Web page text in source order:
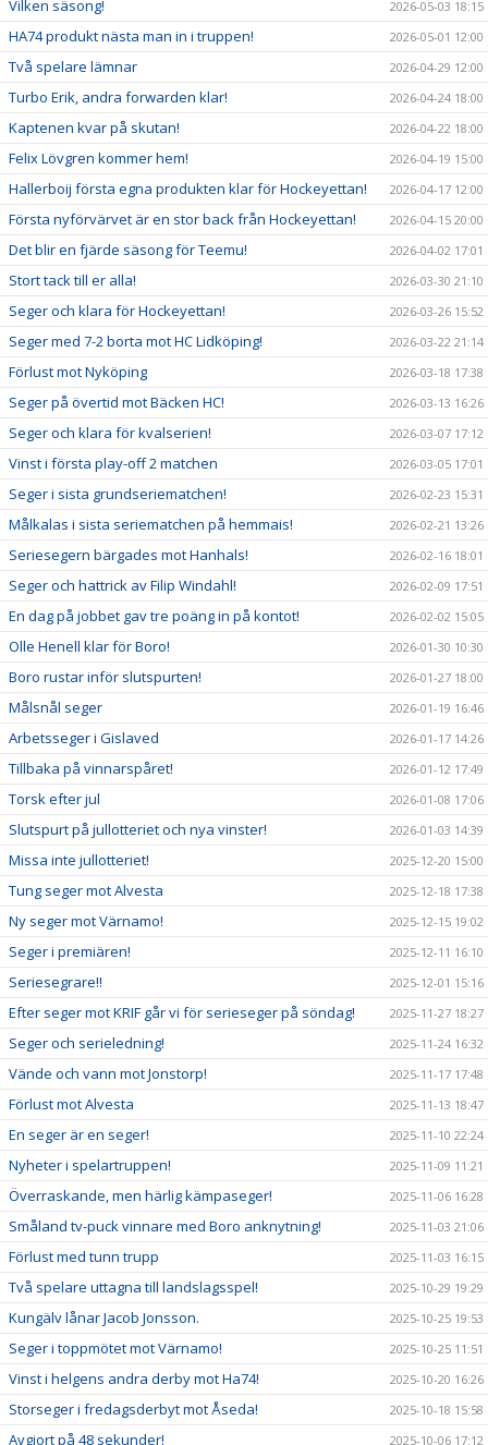
Vilken säsong! 2026-05-03 18:15
HA74 produkt nästa man in i truppen! 2026-05-01 12:00
Två spelare lämnar 2026-04-29 12:00
Turbo Erik, andra forwarden klar! 2026-04-24 18:00
Kaptenen kvar på skutan! 2026-04-22 18:00
Felix Lövgren kommer hem! 2026-04-19 15:00
Hallerboij första egna produkten klar för Hockeyettan! 2026-04-17 12:00
Första nyförvärvet är en stor back från Hockeyettan! 2026-04-15 20:00
Det blir en fjärde säsong för Teemu! 2026-04-02 17:01
Stort tack till er alla! 2026-03-30 21:10
Seger och klara för Hockeyettan! 2026-03-26 15:52
Seger med 7-2 borta mot HC Lidköping! 2026-03-22 21:14
Förlust mot Nyköping 2026-03-18 17:38
Seger på övertid mot Bäcken HC! 2026-03-13 16:26
Seger och klara för kvalserien! 2026-03-07 17:12
Vinst i första play-off 2 matchen 2026-03-05 17:01
Seger i sista grundseriematchen! 2026-02-23 15:31
Målkalas i sista seriematchen på hemmais! 2026-02-21 13:26
Seriesegern bärgades mot Hanhals! 2026-02-16 18:01
Seger och hattrick av Filip Windahl! 2026-02-09 17:51
En dag på jobbet gav tre poäng in på kontot! 2026-02-02 15:05
Olle Henell klar för Boro! 2026-01-30 10:30
Boro rustar inför slutspurten! 2026-01-27 18:00
Målsnål seger 2026-01-19 16:46
Arbetsseger i Gislaved 2026-01-17 14:26
Tillbaka på vinnarspåret! 2026-01-12 17:49
Torsk efter jul 2026-01-08 17:06
Slutspurt på jullotteriet och nya vinster! 2026-01-03 14:39
Missa inte jullotteriet! 2025-12-20 15:00
Tung seger mot Alvesta 2025-12-18 17:38
Ny seger mot Värnamo! 2025-12-15 19:02
Seger i premiären! 2025-12-11 16:10
Seriesegrare!! 2025-12-01 15:16
Efter seger mot KRIF går vi för serieseger på söndag! 2025-11-27 18:27
Seger och serieledning! 2025-11-24 16:32
Vände och vann mot Jonstorp! 2025-11-17 17:48
Förlust mot Alvesta 2025-11-13 18:47
En seger är en seger! 2025-11-10 22:24
Nyheter i spelartruppen! 2025-11-09 11:21
Överraskande, men härlig kämpaseger! 2025-11-06 16:28
Småland tv-puck vinnare med Boro anknytning! 2025-11-03 21:06
Förlust med tunn trupp 2025-11-03 16:15
Två spelare uttagna till landslagsspel! 2025-10-29 19:29
Kungälv lånar Jacob Jonsson. 2025-10-25 19:53
Seger i toppmötet mot Värnamo! 2025-10-25 11:51
Vinst i helgens andra derby mot Ha74! 2025-10-20 16:26
Storseger i fredagsderbyt mot Åseda! 2025-10-18 15:58
Avgjort på 48 sekunder! 2025-10-06 17:12